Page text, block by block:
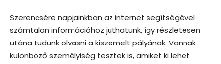
Szerencsére napjainkban az internet segítségével
számtalan információhoz juthatunk, így részletesen
utána tudunk olvasni a kiszemelt pályának. Vannak
különböző személyiség tesztek is, amiket ki lehet